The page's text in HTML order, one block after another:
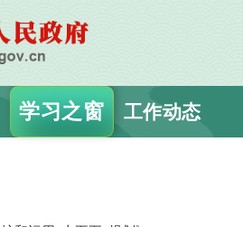
学习之窗 工作动态